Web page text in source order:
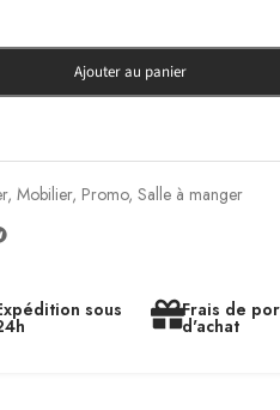
Ajouter au panier
, Mobilier, Promo, Salle à manger
sous Frais de
d'achat